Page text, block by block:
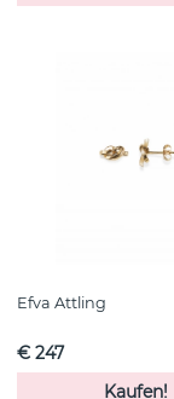
Efva Attling
€ 247
Kaufen!